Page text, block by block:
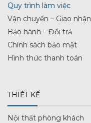
Quy trình làm việc
Vận chuyển – Giao nhận
Bảo hành – Đổi trả
Chính sách bảo mật
Hình thức thanh toán
THIẾT KẾ
Nội thất phòng khách